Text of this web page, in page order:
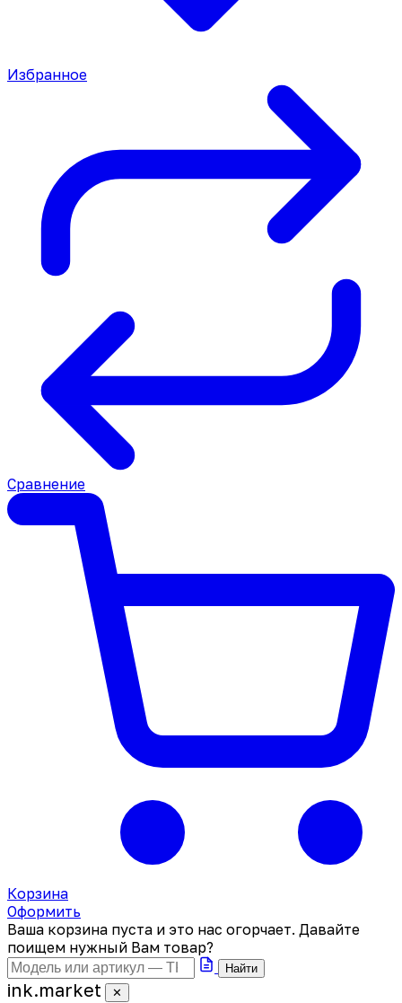
Избранное
Сравнение
Корзина
Оформить
Ваша корзина пуста и это нас огорчает. Давайте
поищем нужный Вам товар?
Найти
ink.market ✕